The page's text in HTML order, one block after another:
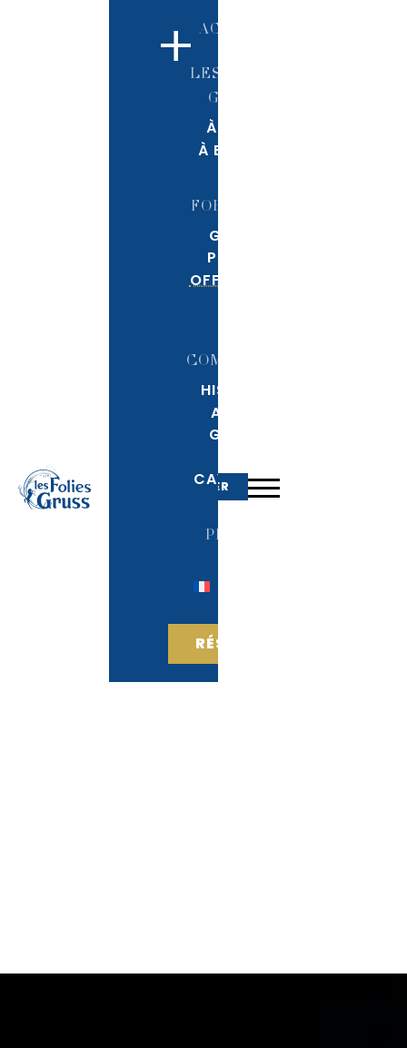
RÉSERVER
ACCUEIL
LES FOLIES
GRUSS
À PARIS
À BÉZIERS
FORMULES
GRAND
PUBLIC
OFFRES B2B
COMPAGNIE
HISTOIRE
ALEXIS
GRUSS
CAVALERIE
PRESSE
RÉSERVER
+